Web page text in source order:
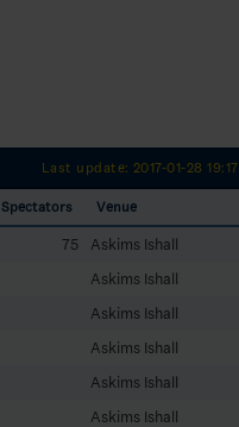
Last update: 2017-01-28 19:17
Spectators Venue
75
Askims Ishall
Askims Ishall
Askims Ishall
Askims Ishall
Askims Ishall
Askims Ishall